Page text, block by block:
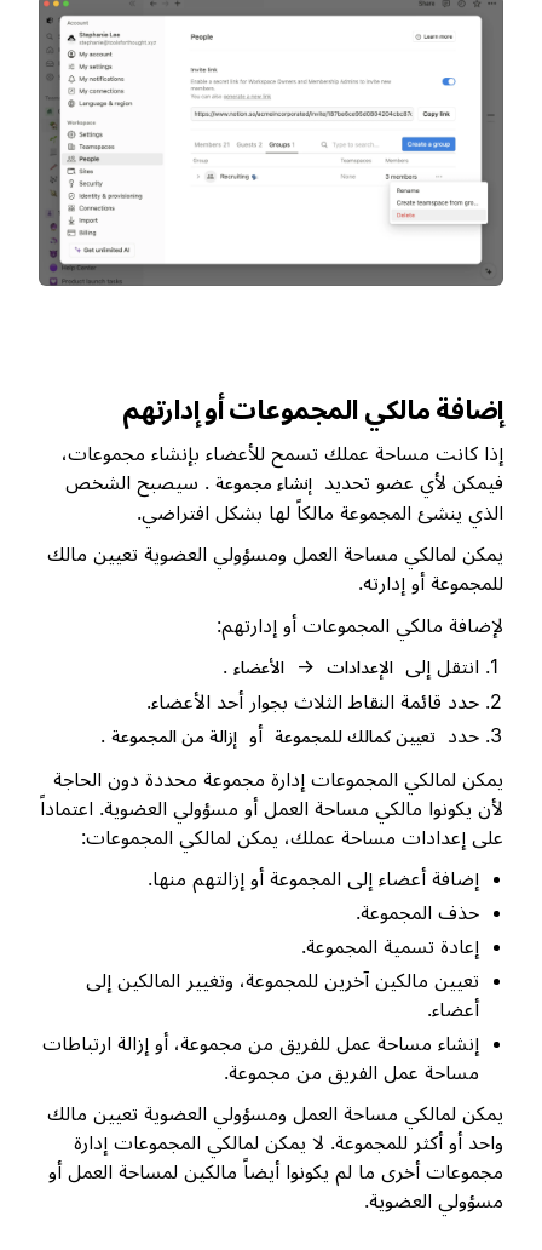
إضافة مالكي المجموعات أو إدارتهم
إذا كانت مساحة عملك تسمح للأعضاء بإنشاء مجموعات،
فيمكن لأي عضو تحديد
إنشاء مجموعة . سيصبح الشخص
الذي ينشئ المجموعة مالكاً لها بشكل افتراضي.
يمكن لمالكي مساحة العمل ومسؤولي العضوية تعيين مالك
للمجموعة أو إدارته.
لإضافة مالكي المجموعات أو إدارتهم:
انتقل إلى الإعدادات → الأعضاء .
حدد قائمة النقاط الثلاث بجوار أحد الأعضاء.
حدد
تعيين كمالك للمجموعة أو إزالة من المجموعة .
يمكن لمالكي المجموعات إدارة مجموعة محددة دون الحاجة
لأن يكونوا مالكي مساحة العمل أو مسؤولي العضوية. اعتماداً
على إعدادات مساحة عملك، يمكن لمالكي المجموعات:
إضافة أعضاء إلى المجموعة أو إزالتهم منها.
حذف المجموعة.
إعادة تسمية المجموعة.
تعيين مالكين آخرين للمجموعة، وتغيير المالكين إلى
أعضاء.
إنشاء مساحة عمل للفريق من مجموعة، أو إزالة ارتباطات
مساحة عمل الفريق من مجموعة.
يمكن لمالكي مساحة العمل ومسؤولي العضوية تعيين مالك
واحد أو أكثر للمجموعة. لا يمكن لمالكي المجموعات إدارة
مجموعات أخرى ما لم يكونوا أيضاً مالكين لمساحة العمل أو
مسؤولي العضوية.